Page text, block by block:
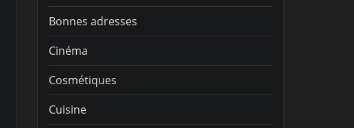
Bonnes adresses
Cinéma
Cosmétiques
Cuisine